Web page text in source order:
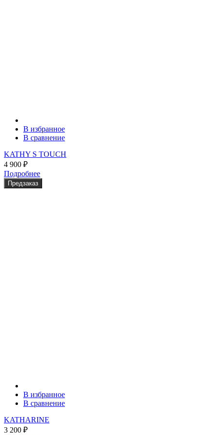
В избранное
В сравнение
KATHY S TOUCH
4 900 ₽
Подробнее
Предзаказ
В избранное
В сравнение
KATHARINE
3 200 ₽